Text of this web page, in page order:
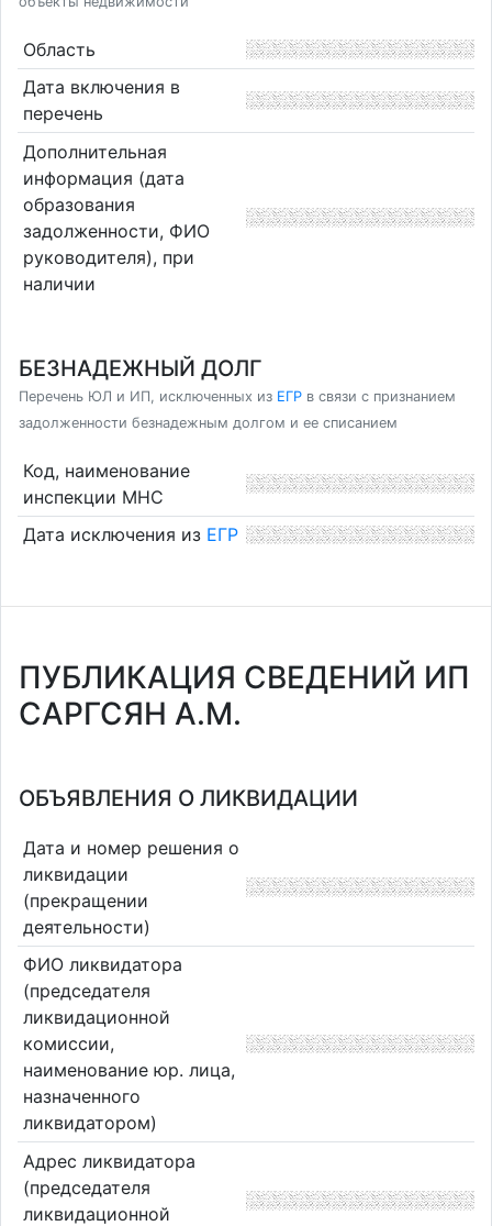
Область
Дата включения в
перечень
Дополнительная
информация (дата
образования
задолженности, ФИО
руководителя), при
наличии
БЕЗНАДЕЖНЫЙ ДОЛГ
Перечень ЮЛ и ИП, исключенных из ЕГР в связи с признанием
задолженности безнадежным долгом и ее списанием
Код, наименование
инспекции МНС
Дата исключения из ЕГР
ПУБЛИКАЦИЯ СВЕДЕНИЙ ИП
САРГСЯН А.М.
ОБЪЯВЛЕНИЯ О ЛИКВИДАЦИИ
Дата и номер решения о
ликвидации
(прекращении
деятельности)
ФИО ликвидатора
(председателя
ликвидационной
комиссии,
наименование юр. лица,
назначенного
ликвидатором)
Адрес ликвидатора
(председателя
ликвидационной